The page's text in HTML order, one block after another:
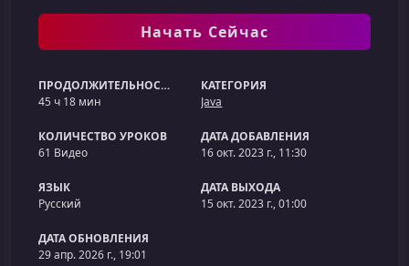
Начать Сейчас
ПРОДОЛЖИТЕЛЬНОСТЬ
45 ч 18 мин
КАТЕГОРИЯ
Java
КОЛИЧЕСТВО УРОКОВ
61 Видео
ДАТА ДОБАВЛЕНИЯ
16 окт. 2023 г., 11:30
ЯЗЫК
Русский
ДАТА ВЫХОДА
15 окт. 2023 г., 01:00
ДАТА ОБНОВЛЕНИЯ
29 апр. 2026 г., 19:01